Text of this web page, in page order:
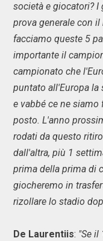
società e giocatori?
prova generale con
facciamo queste 5
importante il
campionato che
puntato all'Europa la
e vabbé ce ne siamo
posto. L'anno
rodati da questo
dall'altra, più 1
prima della prima di
giocheremo in
rizollare lo stadio
De Laurentiis: "Se il